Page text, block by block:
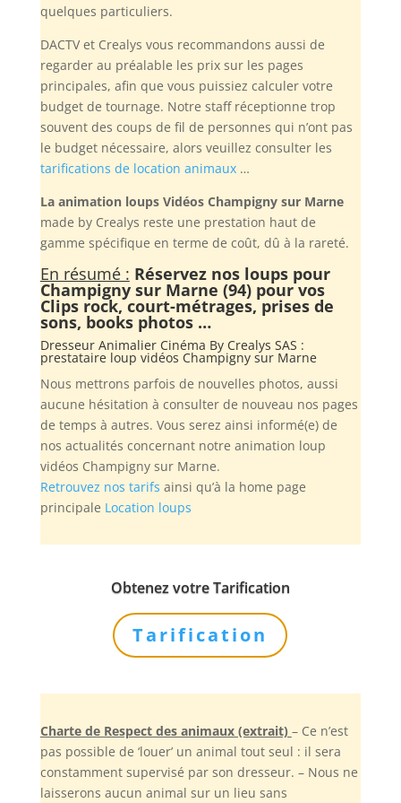
quelques particuliers.
DACTV et Crealys vous recommandons aussi de
regarder au préalable les prix sur les pages
principales, afin que vous puissiez calculer votre
budget de tournage. Notre staff réceptionne trop
souvent des coups de fil de personnes qui n’ont pas
le budget nécessaire, alors veuillez consulter les
tarifications de location animaux…
La animation loups Vidéos Champigny sur Marne
made by Crealys reste une prestation haut de
gamme spécifique en terme de coût, dû à la rareté.
En résumé : Réservez nos loups pour
Champigny sur Marne (94) pour vos
Clips rock, court-métrages, prises de
sons, books photos …
Dresseur Animalier Cinéma By Crealys SAS :
prestataire loup vidéos Champigny sur Marne
Nous mettrons parfois de nouvelles photos, aussi
aucune hésitation à consulter de nouveau nos pages
de temps à autres. Vous serez ainsi informé(e) de
nos actualités concernant notre animation loup
vidéos Champigny sur Marne.
Retrouvez nos tarifs ainsi qu’à la home page
principale Location loups
Obtenez votre Tarification
Tarification
Charte de Respect des animaux (extrait) – Ce n’est
pas possible de ‘louer’ un animal tout seul : il sera
constamment supervisé par son dresseur. – Nous ne
laisserons aucun animal sur un lieu sans